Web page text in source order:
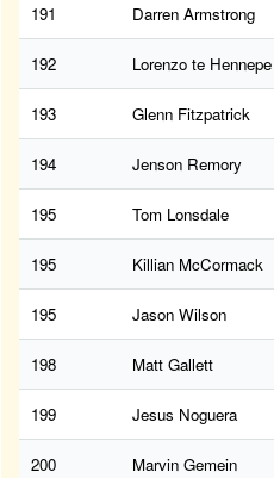
191 Darren Armstrong
192 Lorenzo te Hennepe
193 Glenn Fitzpatrick
194 Jenson Remory
195 Tom Lonsdale
195 Killian McCormack
195 Jason Wilson
198 Matt Gallett
199 Jesus Noguera
200 Marvin Gemein